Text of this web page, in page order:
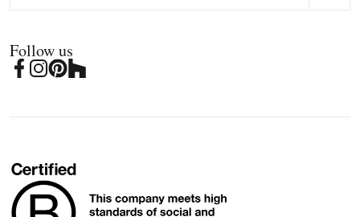
Follow us